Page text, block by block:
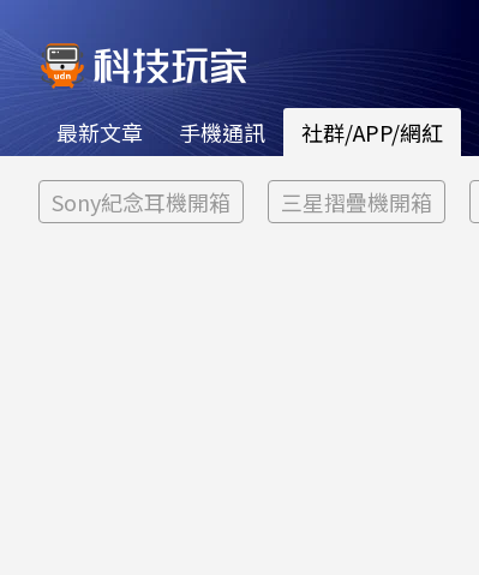
最新文章 手機通訊 社群/APP/網紅
Sony紀念耳機開箱 三星摺疊機開箱